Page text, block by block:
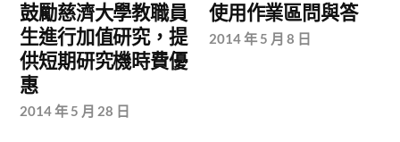
鼓勵慈濟大學教職員
生進行加值研究，提
供短期研究機時費優
惠
2014 年 5 月 28 日
使用作業區問與答
2014 年 5 月 8 日